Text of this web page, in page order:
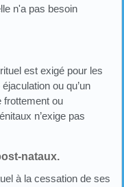
n'a pas besoin
est exigé pour les
ou qu’un
frottement ou
n’exige pas
nataux.
à la cessation de ses